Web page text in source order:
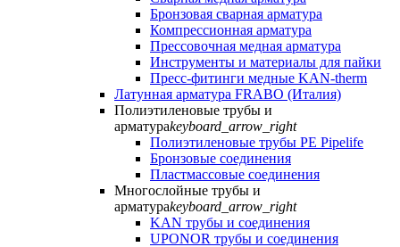
Бронзовая сварная арматура
Компрессионная арматура
Прессовочная медная арматура
Инструменты и материалы для пайки
Пресс-фитинги медные KAN-therm
Латунная арматура FRABO (Италия)
Полиэтиленовые трубы и
арматураkeyboard_arrow_right
Полиэтиленовые трубы PE Pipelife
Бронзовые соединения
Пластмассовые соединения
Многослойные трубы и
арматураkeyboard_arrow_right
KAN трубы и соединения
UPONOR трубы и соединения